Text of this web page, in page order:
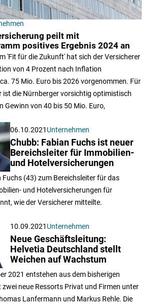
peilt mit
positives Ergebnis 2024 an
'Fit für die Zukunft' hat sich der Versicherer
von 4 Prozent nach Inflation
75 Mio. Euro bis 2026 vorgenommen. Für
ist die Nürnberger vorsichtig optimistisch
Gewinn von 40 bis 50 Mio. Euro,
06.10.2021 Unternehmen
Chubb: Fabian Fuchs ist neuer
Bereichsleiter für Immobilien-
und Hotelversicherungen
(43) zum Bereichsleiter für das
und Hotelversicherungen für
wie der Versicherer mitteilte.
10.09.2021 Unternehmen
Neue Geschäftsleitung:
Helvetia Deutschland stellt
Weichen auf Wachstum
2021 entstehen aus dem bisherigen
neue Ressorts Privat und Firmen unter
Lanfermann und Markus Rehle. Die